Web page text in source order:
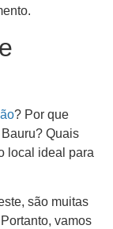
? Por que
Quais
local ideal para
são muitas
vamos